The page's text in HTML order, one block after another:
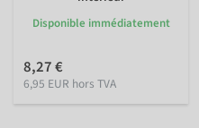
Disponible immédiatement
8,27 €
6,95 EUR hors TVA